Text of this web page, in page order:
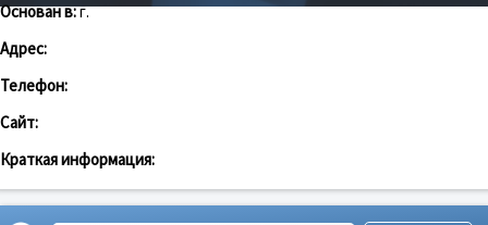
Основан в:г.
Адрес:
Телефон:
Сайт:
Краткая информация: